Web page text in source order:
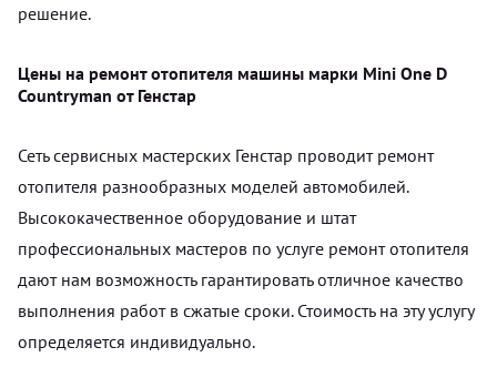
решение.
Цены на ремонт отопителя машины марки Mini One D
Countryman от Генстар
Сеть сервисных мастерских Генстар проводит ремонт
отопителя разнообразных моделей автомобилей.
Высококачественное оборудование и штат
профессиональных мастеров по услуге ремонт отопителя
дают нам возможность гарантировать отличное качество
выполнения работ в сжатые сроки. Стоимость на эту услугу
определяется индивидуально.